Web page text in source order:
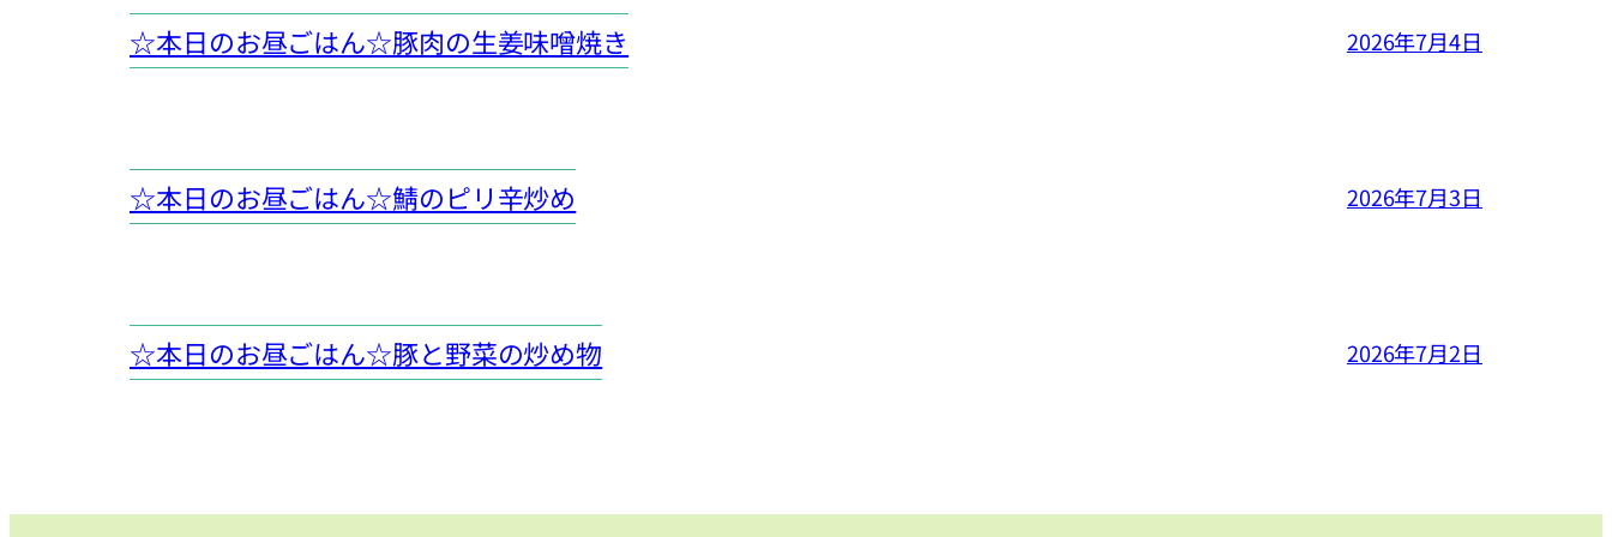
☆本日のお昼ごはん☆豚肉の生姜味噌焼き 2026年7月4日
☆本日のお昼ごはん☆鯖のピリ辛炒め 2026年7月3日
☆本日のお昼ごはん☆豚と野菜の炒め物 2026年7月2日